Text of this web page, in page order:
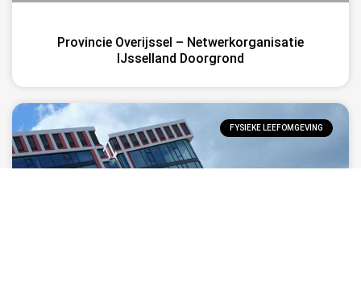
Provincie Overijssel – Netwerkorganisatie
IJsselland Doorgrond
FYSIEKE LEEFOMGEVING